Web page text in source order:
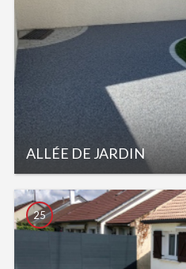
ALLÉE DE JARDIN
25